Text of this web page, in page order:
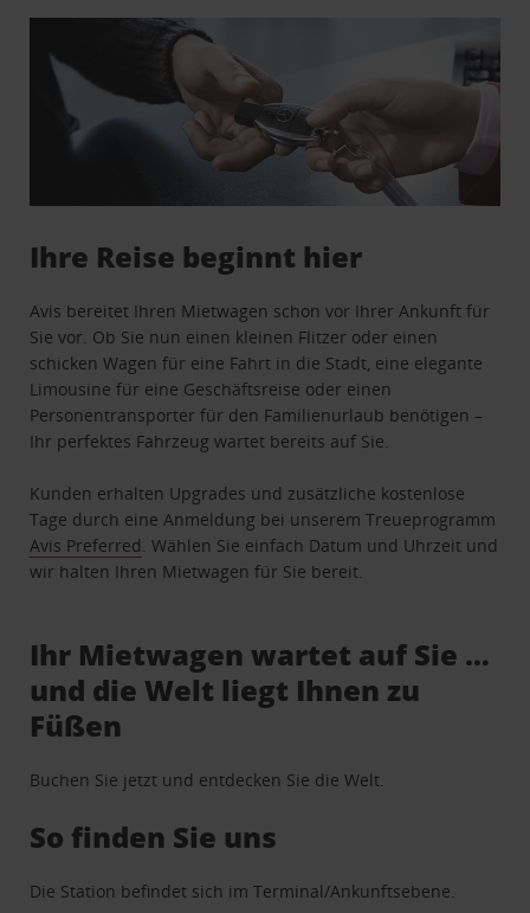
Ihre Reise beginnt hier
Avis bereitet Ihren Mietwagen schon vor Ihrer Ankunft für
Sie vor. Ob Sie nun einen kleinen Flitzer oder einen
schicken Wagen für eine Fahrt in die Stadt, eine elegante
Limousine für eine Geschäftsreise oder einen
Personentransporter für den Familienurlaub benötigen –
Ihr perfektes Fahrzeug wartet bereits auf Sie.
Kunden erhalten Upgrades und zusätzliche kostenlose
Tage durch eine Anmeldung bei unserem Treueprogramm
Avis Preferred . Wählen Sie einfach Datum und Uhrzeit und
wir halten Ihren Mietwagen für Sie bereit.
Ihr Mietwagen wartet auf Sie …
und die Welt liegt Ihnen zu
Füßen
Buchen Sie jetzt und entdecken Sie die Welt.
So finden Sie uns
Die Station befindet sich im Terminal/Ankunftsebene.